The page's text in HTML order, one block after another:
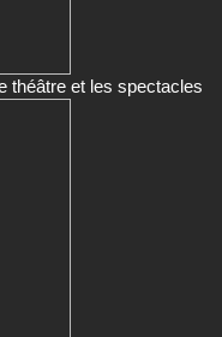
théâtre et les spectacles